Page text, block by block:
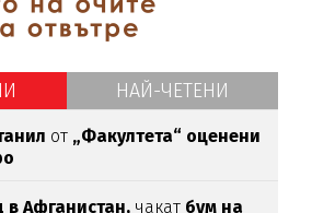
НАЙ-ЧЕТЕНИ
от „Факултета“ оценени
в Афганистан, чакат бум на